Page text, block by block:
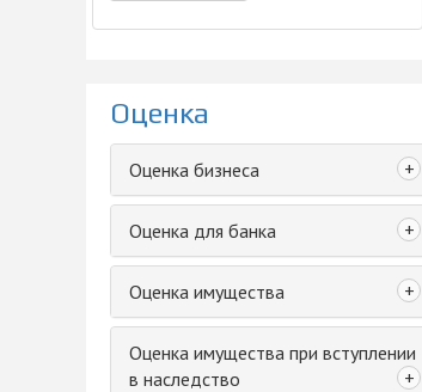
Оценка
Оценка бизнеса +
Оценка для банка +
Оценка имущества +
Оценка имущества при вступлении
в наследство
+